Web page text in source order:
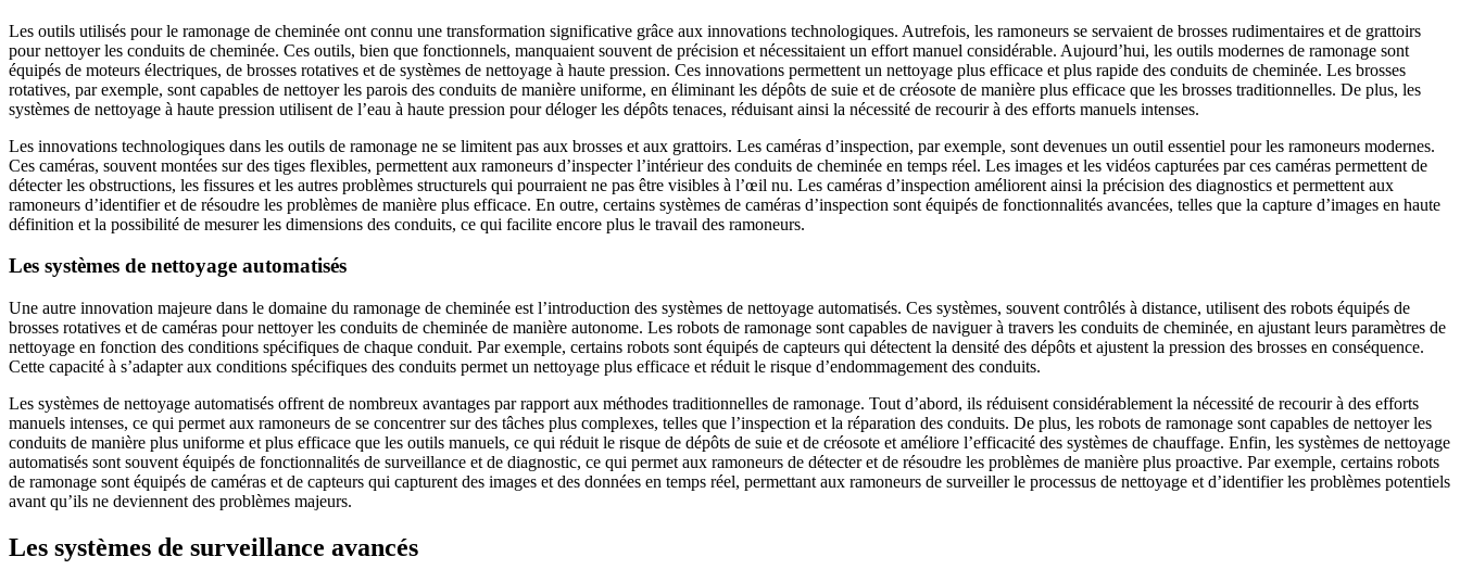
Les outils utilisés pour le ramonage de cheminée ont connu une transformation significative grâce aux innovations technologiques. Autrefois, les ramoneurs se servaient de brosses rudimentaires et de grattoirs
pour nettoyer les conduits de cheminée. Ces outils, bien que fonctionnels, manquaient souvent de précision et nécessitaient un effort manuel considérable. Aujourd’hui, les outils modernes de ramonage sont
équipés de moteurs électriques, de brosses rotatives et de systèmes de nettoyage à haute pression. Ces innovations permettent un nettoyage plus efficace et plus rapide des conduits de cheminée. Les brosses
rotatives, par exemple, sont capables de nettoyer les parois des conduits de manière uniforme, en éliminant les dépôts de suie et de créosote de manière plus efficace que les brosses traditionnelles. De plus, les
systèmes de nettoyage à haute pression utilisent de l’eau à haute pression pour déloger les dépôts tenaces, réduisant ainsi la nécessité de recourir à des efforts manuels intenses.
Les innovations technologiques dans les outils de ramonage ne se limitent pas aux brosses et aux grattoirs. Les caméras d’inspection, par exemple, sont devenues un outil essentiel pour les ramoneurs modernes.
Ces caméras, souvent montées sur des tiges flexibles, permettent aux ramoneurs d’inspecter l’intérieur des conduits de cheminée en temps réel. Les images et les vidéos capturées par ces caméras permettent de
détecter les obstructions, les fissures et les autres problèmes structurels qui pourraient ne pas être visibles à l’œil nu. Les caméras d’inspection améliorent ainsi la précision des diagnostics et permettent aux
ramoneurs d’identifier et de résoudre les problèmes de manière plus efficace. En outre, certains systèmes de caméras d’inspection sont équipés de fonctionnalités avancées, telles que la capture d’images en haute
définition et la possibilité de mesurer les dimensions des conduits, ce qui facilite encore plus le travail des ramoneurs.
Les systèmes de nettoyage automatisés
Une autre innovation majeure dans le domaine du ramonage de cheminée est l’introduction des systèmes de nettoyage automatisés. Ces systèmes, souvent contrôlés à distance, utilisent des robots équipés de
brosses rotatives et de caméras pour nettoyer les conduits de cheminée de manière autonome. Les robots de ramonage sont capables de naviguer à travers les conduits de cheminée, en ajustant leurs paramètres de
nettoyage en fonction des conditions spécifiques de chaque conduit. Par exemple, certains robots sont équipés de capteurs qui détectent la densité des dépôts et ajustent la pression des brosses en conséquence.
Cette capacité à s’adapter aux conditions spécifiques des conduits permet un nettoyage plus efficace et réduit le risque d’endommagement des conduits.
Les systèmes de nettoyage automatisés offrent de nombreux avantages par rapport aux méthodes traditionnelles de ramonage. Tout d’abord, ils réduisent considérablement la nécessité de recourir à des efforts
manuels intenses, ce qui permet aux ramoneurs de se concentrer sur des tâches plus complexes, telles que l’inspection et la réparation des conduits. De plus, les robots de ramonage sont capables de nettoyer les
conduits de manière plus uniforme et plus efficace que les outils manuels, ce qui réduit le risque de dépôts de suie et de créosote et améliore l’efficacité des systèmes de chauffage. Enfin, les systèmes de nettoyage
automatisés sont souvent équipés de fonctionnalités de surveillance et de diagnostic, ce qui permet aux ramoneurs de détecter et de résoudre les problèmes de manière plus proactive. Par exemple, certains robots
de ramonage sont équipés de caméras et de capteurs qui capturent des images et des données en temps réel, permettant aux ramoneurs de surveiller le processus de nettoyage et d’identifier les problèmes potentiels
avant qu’ils ne deviennent des problèmes majeurs.
Les systèmes de surveillance avancés